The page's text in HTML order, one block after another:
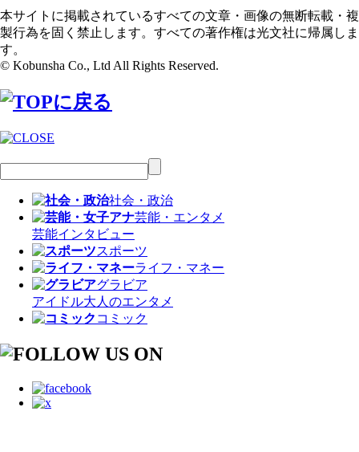
本サイトに掲載されているすべての文章・画像の無断転載・複
製行為を固く禁止します。すべての著作権は光文社に帰属しま
す。
© Kobunsha Co., Ltd All Rights Reserved.
社会・政治
芸能・エンタメ
芸能インタビュー
スポーツ
ライフ・マネー
グラビア
アイドル大人のエンタメ
コミック